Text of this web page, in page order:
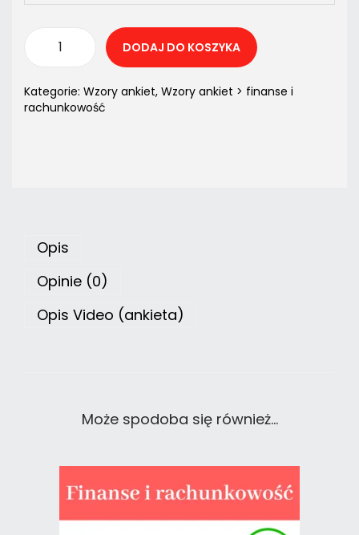
DODAJ DO KOSZYKA
Kategorie: Wzory ankiet, Wzory ankiet > finanse i
rachunkowość
Opis
Opinie (0)
Opis Video (ankieta)
Może spodoba się również…